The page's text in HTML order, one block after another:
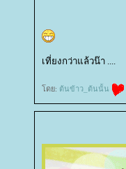
เที่ยงกว่าแล้วน๊า ....
ดย: ต้นข้าว_ต้นนั้น